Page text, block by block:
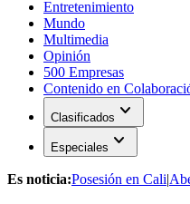
Entretenimiento
Mundo
Multimedia
Opinión
500 Empresas
Contenido en
Clasificados expand_more
Especiales expand_more
Es noticia:Posesión en Cali|